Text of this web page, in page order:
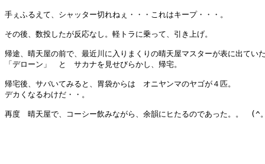
手ぇふるえて、シャッター切れねぇ・・・これはキープ・・・。
その後、数投したが反応なし。軽トラに乗って、引き上げ。
帰途、晴天屋の前で、最近川に入りまくりの晴天屋マスターが表に出てい
「デローン」　と　サカナを見せびらかし、帰宅。
帰宅後、サバいてみると、胃袋からは　オニヤンマのヤゴが４匹。
デカくなるわけだ・・。
再度　晴天屋で、コーシー飲みながら、余韻にヒたるのであった。。　